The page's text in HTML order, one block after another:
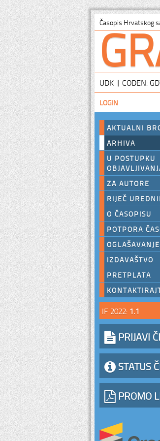
Časopis Hrvatskog
UDK | CODEN:
LOGIN
AKTUALNI
ARHIVA
U POSTUPKU
ZA AUTORE
RIJEČ
O ČASOPISU
POTPORA
OGLAŠAVANJE
IZDAVAŠTVO
PRETPLATA
IF 2022: 1.1
PRIJAVI
STATUS
PROMO